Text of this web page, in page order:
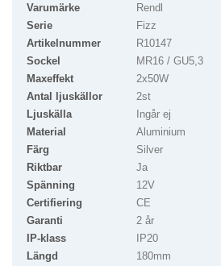
Varumärke
Rendl
Serie
Fizz
Artikelnummer
R10147
Sockel
MR16 / GU5,3
Maxeffekt
2x50W
Antal ljuskällor
2st
Ljuskälla
Ingår ej
Material
Aluminium
Färg
Silver
Riktbar
Ja
Spänning
12V
Certifiering
CE
Garanti
2 år
IP-klass
IP20
Längd
180mm